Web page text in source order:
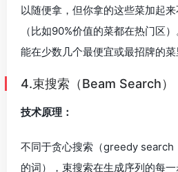
以随便拿，但你拿的这些菜加起
（比如90%价值的菜都在热门区
能在少数几个最便宜或最招牌的菜
4.束搜索（Beam Search）
技术原理：
不同于贪心搜索（greedy search
的词），束搜索在生成序列的每